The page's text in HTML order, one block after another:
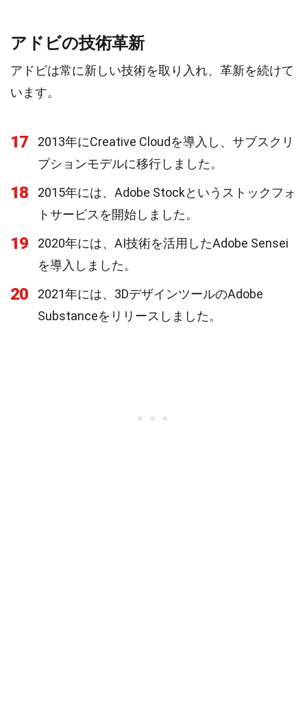
アドビの技術革新
アドビは常に新しい技術を取り入れ、革新を続けて
います。
17
2013年にCreative Cloudを導入し、サブスクリ
プションモデルに移行しました。
18
2015年には、Adobe Stockというストックフォ
トサービスを開始しました。
19
2020年には、AI技術を活用したAdobe Sensei
を導入しました。
20
2021年には、3DデザインツールのAdobe
Substanceをリリースしました。